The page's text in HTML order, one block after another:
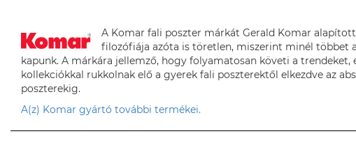
A Komar fali poszter márkát Gerald Komar
filozófiája azóta is töretlen, miszerint minél többet
kapunk. A márkára jellemző, hogy folyamatosan követi a trendeket,
kollekciókkal rukkolnak elő a gyerek fali poszterektől elkezdve az
poszterekig.
A(z) Komar gyártó további termékei.